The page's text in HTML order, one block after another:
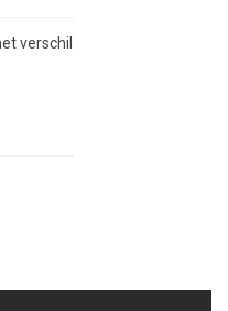
verschil